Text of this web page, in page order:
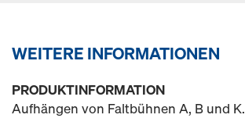
WEITERE INFORMATIONEN
PRODUKTINFORMATION
Aufhängen von Faltbühnen A, B und K.